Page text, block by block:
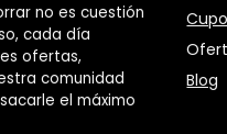
no es cuestión
cada día
ofertas,
comunidad
el máximo
Blog